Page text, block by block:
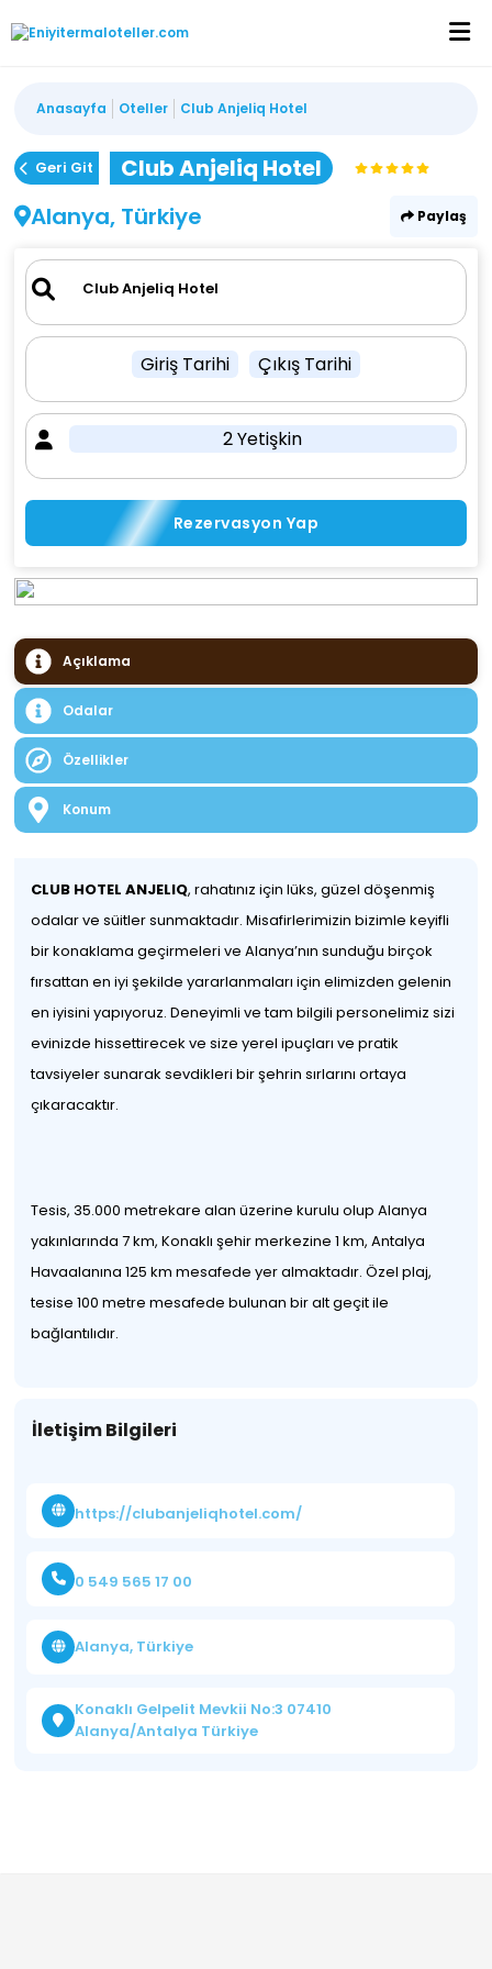
Anasayfa Oteller Club Anjeliq Hotel
Geri Git
Club Anjeliq Hotel
Alanya, Türkiye
Paylaş
Giriş Tarihi Çıkış Tarihi
2 Yetişkin
Rezervasyon Yap
Açıklama
Odalar
Özellikler
Konum
CLUB HOTEL ANJELIQ, rahatınız için lüks, güzel döşenmiş
odalar ve süitler sunmaktadır. Misafirlerimizin bizimle keyifli
bir konaklama geçirmeleri ve Alanya’nın sunduğu birçok
fırsattan en iyi şekilde yararlanmaları için elimizden gelenin
en iyisini yapıyoruz. Deneyimli ve tam bilgili personelimiz sizi
evinizde hissettirecek ve size yerel ipuçları ve pratik
tavsiyeler sunarak sevdikleri bir şehrin sırlarını ortaya
çıkaracaktır.
Tesis, 35.000 metrekare alan üzerine kurulu olup Alanya
yakınlarında 7 km, Konaklı şehir merkezine 1 km, Antalya
Havaalanına 125 km mesafede yer almaktadır. Özel plaj,
tesise 100 metre mesafede bulunan bir alt geçit ile
bağlantılıdır.
İletişim Bilgileri
https://clubanjeliqhotel.com/
0 549 565 17 00
Alanya, Türkiye
Konaklı Gelpelit Mevkii No:3 07410
Alanya/Antalya Türkiye